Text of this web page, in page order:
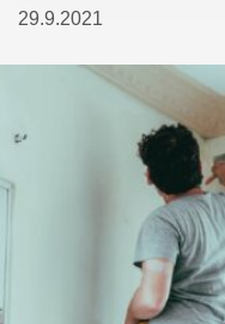
29.9.2021